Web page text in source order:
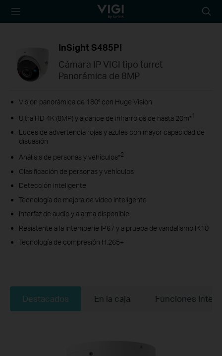
TP-Link, Reliably
InSight S485PI
Cámara IP VIGI tipo turret
Panorámica de 8MP
Visión panorámica de 180° con Huge Vision
Ultra HD 4K (8MP) y alcance de infrarrojos de hasta 20m* 1
Luces de advertencia rojas y azules con mayor capacidad de
disuasión
Análisis de personas y vehículos*2
Clasificación de personas y vehículos
Detección inteligente
Tecnología de mejora de vídeo inteligente
Interfaz de audio y alarma disponible
Resistente a la intemperie IP67 y a prueba de vandalismo IK10
Tecnología de compresión H.265+
Destacados En la caja Funciones